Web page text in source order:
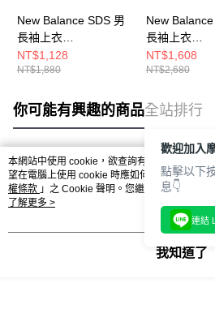
New Balance SDS 男
長袖上衣
NDF33221IV-F
NT$1,128
NT$1,880
New
長袖上衣
NT$1,608
NT$2,680
你可能有興趣的商品全站排行
熱門標籤
本網站中使用 cookie，欲查詢有關本網站使用
望在電腦上使用 cookie 時應如何變更電腦的
權條款 」之 Cookie 聲明。您繼續使用本網站
用條款之 Cookie 聲明使用 cookie。
了解更多 >
我知道了
歡迎加入
點擊以下
息👇
連結